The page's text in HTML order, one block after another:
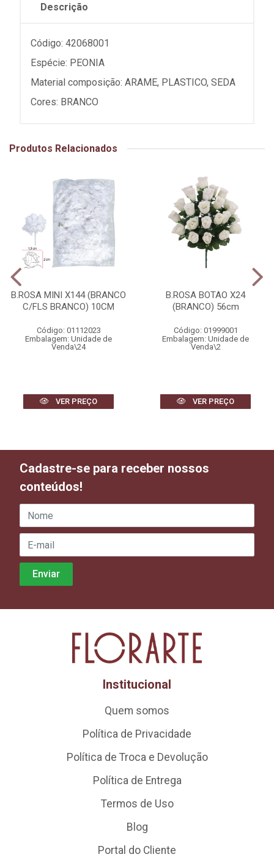
Descrição
Código: 42068001
Espécie: PEONIA
Material composição: ARAME, PLASTICO, SEDA
Cores: BRANCO
Produtos Relacionados
B.ROSA MINI X144 (BRANCO
C/FLS BRANCO) 10CM
Código: 01112023
Embalagem: Unidade de
Venda\24
VER PREÇO
B.ROSA BOTAO X24
(BRANCO) 56cm
Código: 01999001
Embalagem: Unidade de
Venda\2
VER PREÇO
Cadastre-se para receber nossos
conteúdos!
Institucional
Quem somos
Política de Privacidade
Política de Troca e Devolução
Política de Entrega
Termos de Uso
Blog
Portal do Cliente